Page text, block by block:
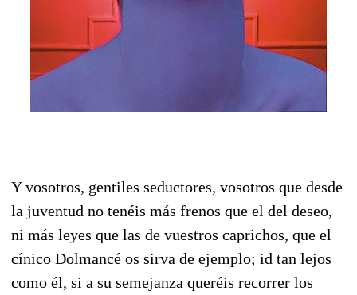
Y vosotros, gentiles seductores, vosotros que desde
la juventud no tenéis más frenos que el del deseo,
ni más leyes que las de vuestros caprichos, que el
cínico Dolmancé os sirva de ejemplo; id tan lejos
como él, si a su semejanza queréis recorrer los